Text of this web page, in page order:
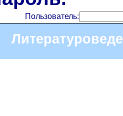
Пользователь: